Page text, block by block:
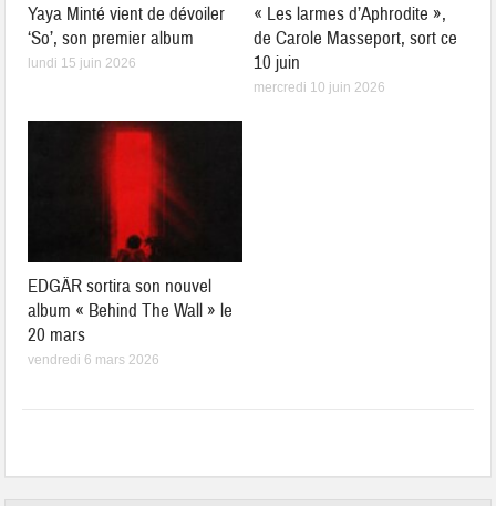
Yaya Minté vient de dévoiler
‘So’, son premier album
lundi 15 juin 2026
« Les larmes d’Aphrodite »,
de Carole Masseport, sort ce
10 juin
mercredi 10 juin 2026
EDGÄR sortira son nouvel
album « Behind The Wall » le
20 mars
vendredi 6 mars 2026